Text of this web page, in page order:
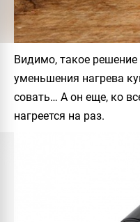
Видимо, такое
уменьшения нагрева
совать… А он еще, ко
нагреется на раз.